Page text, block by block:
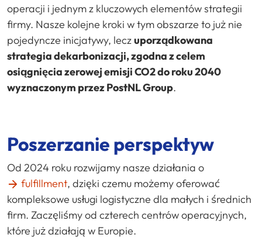
operacji i jednym z kluczowych elementów strategii
firmy. Nasze kolejne kroki w tym obszarze to już nie
pojedyncze inicjatywy, leczuporządkowana
strategia dekarbonizacji, zgodna z celem
osiągnięcia zerowej emisji CO2 do roku 2040
wyznaczonym przez PostNL Group.
Poszerzanie perspektyw
Od 2024 roku rozwijamy nasze działania o
fulfillment, dzięki czemu możemy oferować
kompleksowe usługi logistyczne dla małych i średnich
firm. Zaczęliśmy od czterech centrów operacyjnych,
które już działają w Europie.